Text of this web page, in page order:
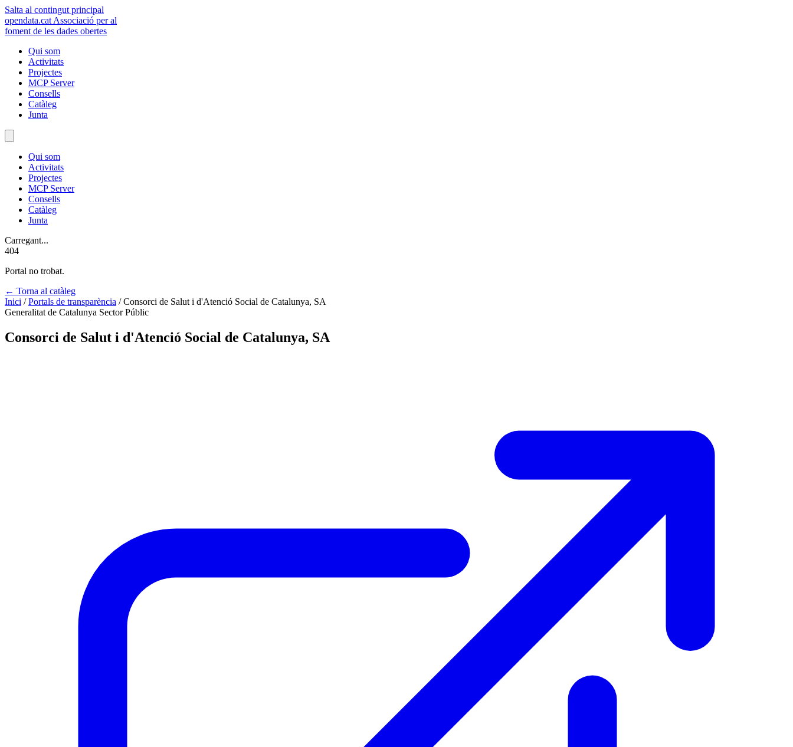
Salta al contingut principal
opendata.cat Associació per al
foment de les dades obertes
Qui som
Activitats
Projectes
MCP Server
Consells
Catàleg
Junta
Qui som
Activitats
Projectes
MCP Server
Consells
Catàleg
Junta
Carregant...
404
Portal no trobat.
← Torna al catàleg
Inici / Portals de transparència / Consorci de Salut i d'Atenció Social de Catalunya, SA
Generalitat de Catalunya Sector Públic
Consorci de Salut i d'Atenció Social de Catalunya, SA